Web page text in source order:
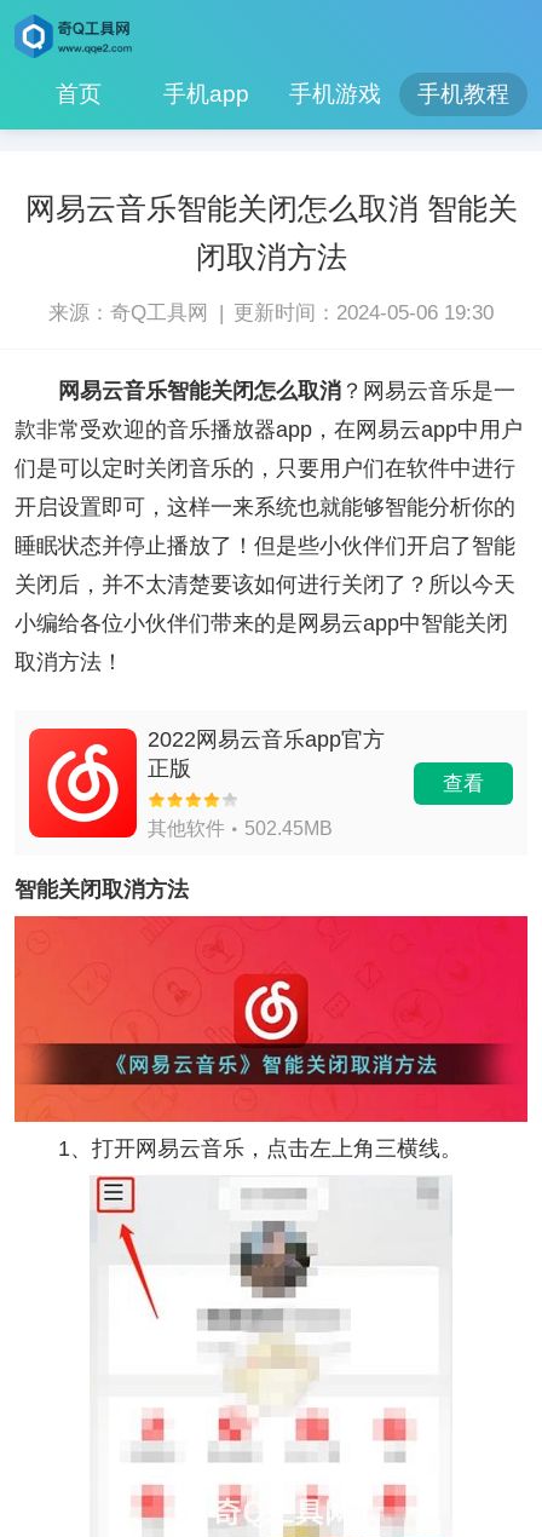
首页 手机app 手机游戏 手机教程
网易云音乐智能关闭怎么取消 智能关
闭取消方法
来源：奇Q工具网 | 更新时间：2024-05-06 19:30
网易云音乐智能关闭怎么取消？网易云音乐是一
款非常受欢迎的音乐播放器app，在网易云app中用户
们是可以定时关闭音乐的，只要用户们在软件中进行
开启设置即可，这样一来系统也就能够智能分析你的
睡眠状态并停止播放了！但是些小伙伴们开启了智能
关闭后，并不太清楚要该如何进行关闭了？所以今天
小编给各位小伙伴们带来的是网易云app中智能关闭
取消方法！
2022网易云音乐app官方
正版
其他软件 502.45MB
查看
智能关闭取消方法
1、打开网易云音乐，点击左上角三横线。